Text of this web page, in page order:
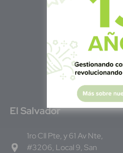
El Salvador
1ro Cll Pte, y 61 Av Nte,
#3206, Local 9, San